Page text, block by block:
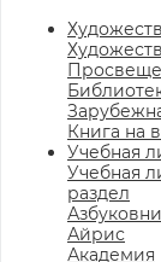
Книга на
Учебная
Учебная
раздел
Айрис
Академия